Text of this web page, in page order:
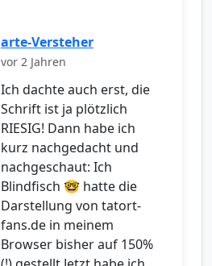
arte-Versteher
vor 2 Jahren
Ich dachte auch erst, die
Schrift ist ja plötzlich
RIESIG! Dann habe ich
kurz nachgedacht und
nachgeschaut: Ich
Blindfisch 🤓 hatte die
Darstellung von tatort-
fans.de in meinem
Browser bisher auf 150%